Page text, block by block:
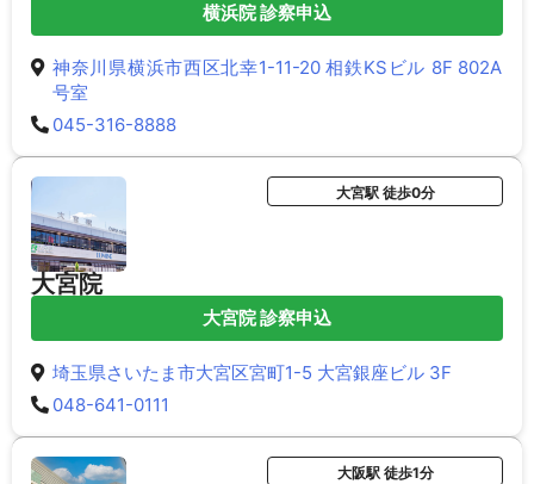
横浜院 診察申込
神奈川県横浜市西区北幸1-11-20 相鉄KSビル 8F 802A
号室
045-316-8888
大宮院
大宮駅 徒歩0分
大宮院 診察申込
埼玉県さいたま市大宮区宮町1-5 大宮銀座ビル 3F
048-641-0111
大阪駅 徒歩1分